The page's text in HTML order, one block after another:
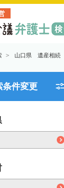
山口県 遺産相続
条件変更